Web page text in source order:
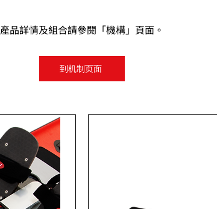
產品詳情及組合請參閱「機構」頁面。
到机制页面